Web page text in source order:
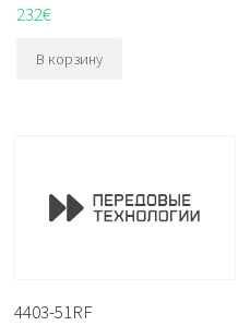
232€
В корзину
4403-51RF